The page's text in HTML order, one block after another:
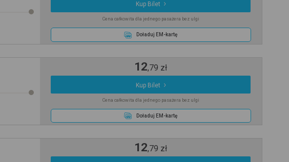
Kup Bilet
Cena całkowita dla jednego pasażera bez ulgi
Doładuj EM-kartę
12,79 zł
Kup Bilet
Cena całkowita dla jednego pasażera bez ulgi
Doładuj EM-kartę
12,79 zł